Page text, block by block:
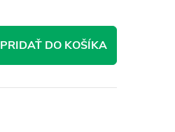
PRIDAŤ DO KOŠÍKA